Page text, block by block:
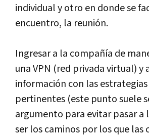
individual y otro en donde se
encuentro, la reunión.
Ingresar a la compañía de
una VPN (red privada virtual) y
información con las
pertinentes (este punto suele
argumento para evitar pasar a
ser los caminos por los que las